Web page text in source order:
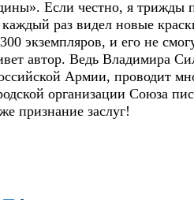
Если честно, я
раз видел новые
экземпляров, и его не
автор. Ведь Владимира
Армии, проводит
организации Союза
признание заслуг!